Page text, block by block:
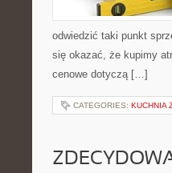
odwiedzić taki punkt
się okazać, że kupimy
cenowe dotyczą […]
CATEGORIES: KUCHNIA